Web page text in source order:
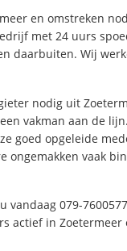
en omstreken
met 24 uurs
daarbuiten. Wij
nodig uit
vakman aan de
goed opgeleide
ongemakken vaak
vandaag 079-
actief in Zoetermeer